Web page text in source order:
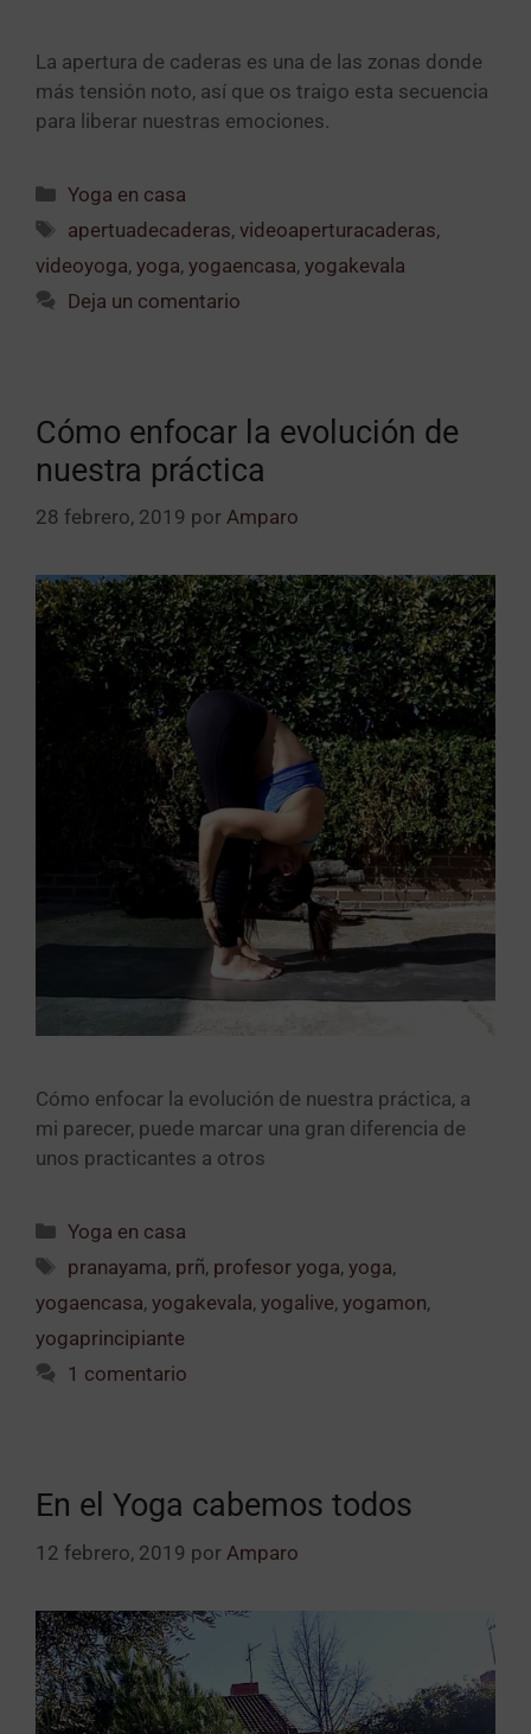
La apertura de caderas es una de las zonas donde
más tensión noto, así que os traigo esta secuencia
para liberar nuestras emociones.
Yoga en casa
apertuadecaderas,videoaperturacaderas,
videoyoga, yoga, yogaencasa, yogakevala
Deja un comentario
Cómo enfocar la evolución de
nuestra práctica
28 febrero, 2019 por Amparo
Cómo enfocar la evolución de nuestra práctica, a
mi parecer, puede marcar una gran diferencia de
unos practicantes a otros
Yoga en casa
pranayama, prñ, profesor yoga,yoga,
yogaencasa, yogakevala, yogalive, yogamon,
yogaprincipiante
1 comentario
En el Yoga cabemos todos
12 febrero, 2019 por Amparo